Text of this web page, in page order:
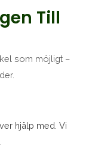
Till
som möjligt –
hjälp med. Vi